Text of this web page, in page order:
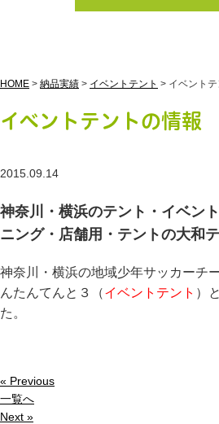
HOME > 納品実績 > イベントテント > イベント
イベントテントの情報
2015.09.14
神奈川・横浜のテント・イベン
ニング・店舗用・テントの大和
神奈川・横浜の地域少年サッカーチ
んたんてんと３（イベントテント ）
た。
« Previous
一覧へ
Next »